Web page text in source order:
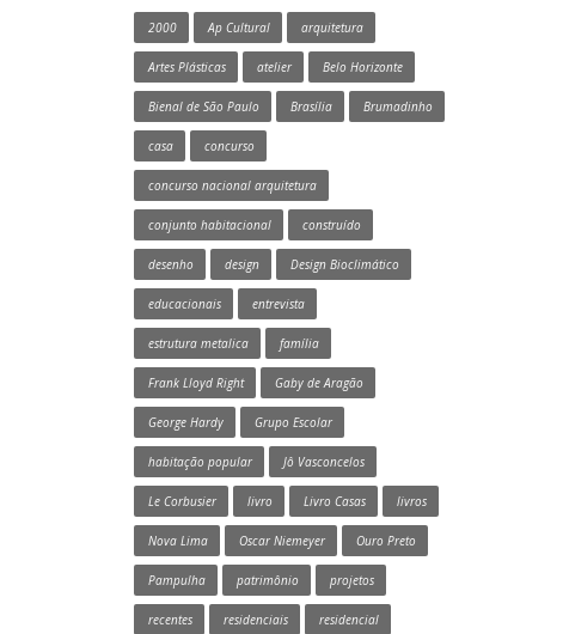
2000 Ap Cultural arquitetura
Artes Plásticas atelier Belo Horizonte
Bienal de São Paulo Brasília Brumadinho
casa concurso
concurso nacional arquitetura
conjunto habitacional construído
desenho design Design Bioclimático
educacionais entrevista
estrutura metalica família
Frank Lloyd Right Gaby de Aragão
George Hardy Grupo Escolar
habitação popular Jô Vasconcelos
Le Corbusier livro Livro Casas livros
Nova Lima Oscar Niemeyer Ouro Preto
Pampulha patrimônio projetos
recentes residenciais residencial